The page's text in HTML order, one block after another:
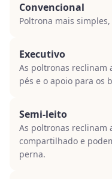
Convencional
Poltrona mais
Executivo
As poltronas reclinam
pés e o apoio para os
Semi-leito
As poltronas reclinam
compartilhado e
perna.